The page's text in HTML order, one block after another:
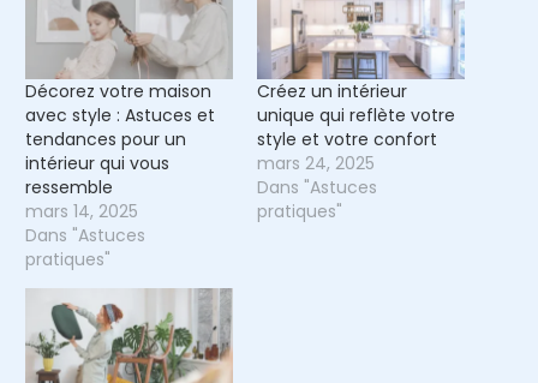
Décorez votre maison
avec style : Astuces et
tendances pour un
intérieur qui vous
ressemble
mars 14, 2025
Dans "Astuces
pratiques"
Créez un intérieur
unique qui reflète votre
style et votre confort
mars 24, 2025
Dans "Astuces
pratiques"